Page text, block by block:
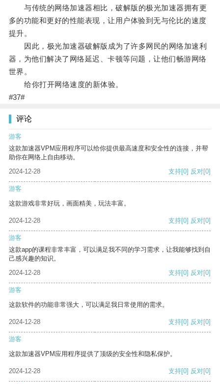
与传统的网络加速器相比，破解版的极光加速器拥有更
多的功能和更好的性能表现，让用户体验到无与伦比的速度
提升。
因此，极光加速器破解版成为了许多网民的网络加速利
器，为他们解决了网络延迟、卡顿等问题，让他们畅游网络
世界。
给你打开网络速度的新体验。
#37#
评论
游客
这款加速器VPM应用程序可以给你提供最高速度和安全性的连接，并帮
助你在网络上自由移动。
2024-12-28
支持[0] 反对[0]
游客
这款游戏非常好玩，画面精美，玩法丰富。
2024-12-28 支持[0] 反对[0]
游客
这款app的课程非常丰富，可以满足我不同的学习需求，让我能够找到自
己感兴趣的知识。
2024-12-28
支持[0] 反对[0]
游客
这款软件的功能非常强大，可以满足我日常使用的需求。
2024-12-28 支持[0] 反对[0]
游客
这款加速器VPM应用程序提供了顶级的安全性和隐私保护。
2024-12-28 支持[0] 反对[0]